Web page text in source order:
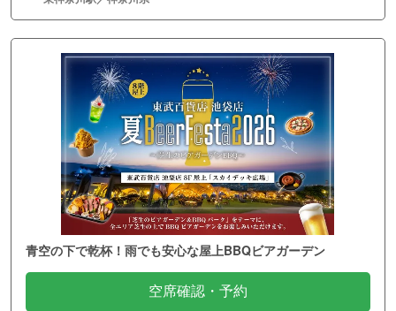
青空の下で乾杯！雨でも安心な屋上BBQビアガーデン
空席確認・予約